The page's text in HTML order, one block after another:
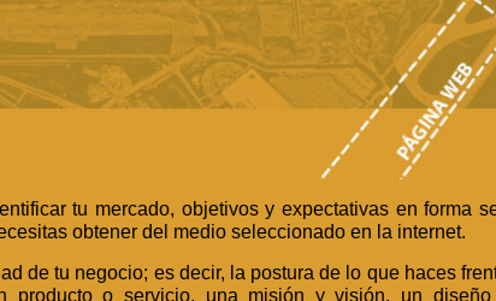
tu mercado, objetivos y expectativas en forma
obtener del medio seleccionado en la internet.
de tu negocio; es decir, la postura de lo que haces
producto o servicio, una misión y visión, un